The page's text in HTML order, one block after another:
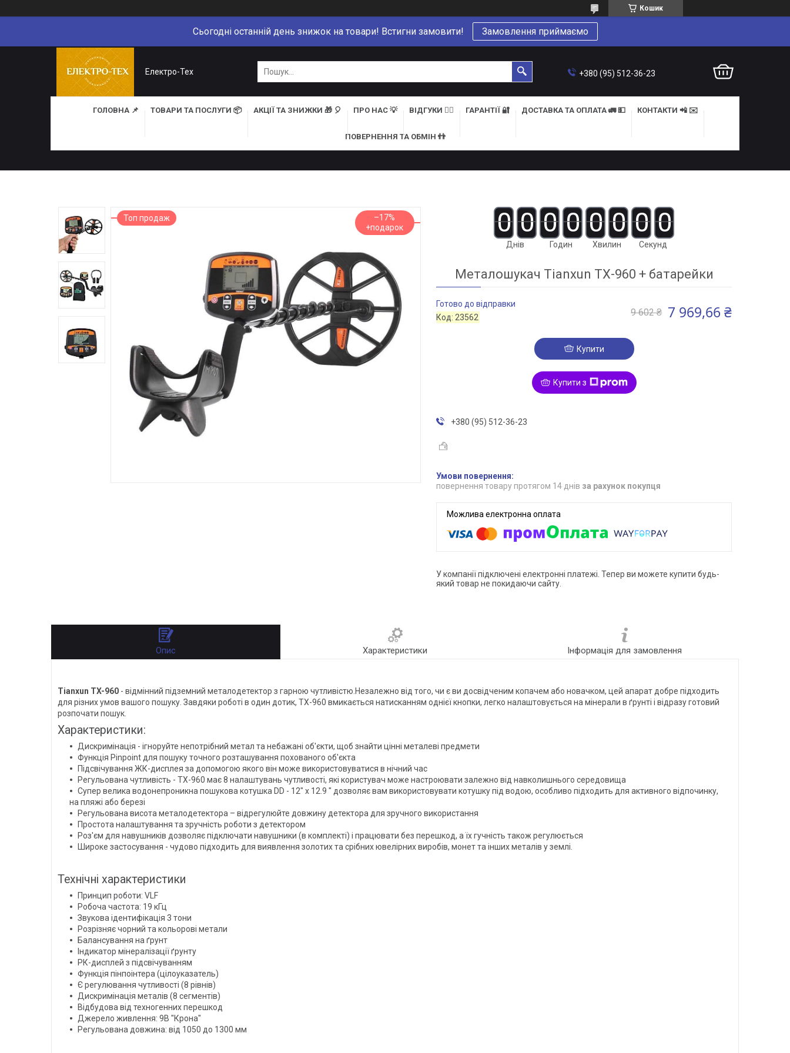
Кошик
Сьогодні останній день знижок на товари! Встигни замовити! Замовлення приймаємо
Електро-Тех +380 (95) 512-36-23
ГОЛОВНА 📌 ТОВАРИ ТА ПОСЛУГИ 📦 АКЦІЇ ТА ЗНИЖКИ 🎁 🎈 ПРО НАС 💡 ВІДГУКИ 👍🏻 ГАРАНТІЇ 🔐 ДОСТАВКА ТА ОПЛАТА 🚛 💵 КОНТАКТИ 📲 ✉️
ПОВЕРНЕННЯ ТА ОБМІН 👬
Топ продаж –17% 0 0
Днів
0 0
Годин
0 0
Хвилин
0 0
Секунд
Металошукач Tianxun TX-960 + батарейки
Готово до відправки
Код: 23562 9 602 ₴ 7 969,66 ₴
Купити
Купити з
+380 (95) 512-36-23
повернення товару протягом 14 днів за рахунок покупця
У компанії підключені електронні платежі. Тепер ви можете купити будь-
який товар не покидаючи сайту.
Опис Характеристики Інформація для замовлення
Tianxun TX-960 - відмінний підземний металодетектор з гарною чутливістю.Незалежно від того, чи є ви досвідченим копачем або новачком, цей апарат добре підходить
для різних умов вашого пошуку. Завдяки роботі в один дотик, TX-960 вмикається натисканням однієї кнопки, легко налаштовується на мінерали в ґрунті і відразу готовий
розпочати пошук.
Характеристики:
Дискримінація - ігноруйте непотрібний метал та небажані об'єкти, щоб знайти цінні металеві предмети
Функція Pinpoint для пошуку точного розташування похованого об'єкта
Підсвічування ЖК-дисплея за допомогою якого він може використовуватися в нічний час
Регульована чутливість - TX-960 має 8 налаштувань чутливості, які користувач може настроювати залежно від навколишнього середовища
Супер велика водонепроникна пошукова котушка DD - 12" x 12.9 " дозволяє вам використовувати котушку під водою, особливо підходить для активного відпочинку,
на пляжі або березі
Регульована висота металодетектора – відрегулюйте довжину детектора для зручного використання
Простота налаштування та зручність роботи з детектором
Роз'єм для навушників дозволяє підключати навушники (в комплекті) і працювати без перешкод, а їх гучність також регулюється
Широке застосування - чудово підходить для виявлення золотих та срібних ювелірних виробів, монет та інших металів у землі.
Технічні характеристики
Принцип роботи: VLF
Робоча частота: 19 кГц
Звукова ідентифікація 3 тони
Розрізняє чорний та кольорові метали
Балансування на ґрунт
Індикатор мінералізації ґрунту
РК-дисплей з підсвічуванням
Функція пінпоінтера (цілоуказатель)
Є регулювання чутливості (8 рівнів)
Дискримінація металів (8 сегментів)
Відбудова від техногенних перешкод
Джерело живлення: 9В "Крона"
Регульована довжина: від 1050 до 1300 мм